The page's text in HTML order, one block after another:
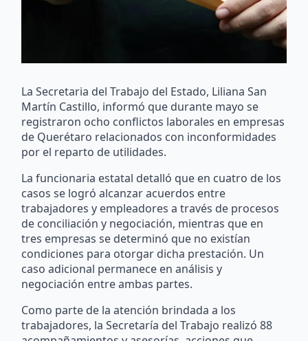
La Secretaria del Trabajo del Estado, Liliana San
Martín Castillo, informó que durante mayo se
registraron ocho conflictos laborales en empresas
de Querétaro relacionados con inconformidades
por el reparto de utilidades.
La funcionaria estatal detalló que en cuatro de los
casos se logró alcanzar acuerdos entre
trabajadores y empleadores a través de procesos
de conciliación y negociación, mientras que en
tres empresas se determinó que no existían
condiciones para otorgar dicha prestación. Un
caso adicional permanece en análisis y
negociación entre ambas partes.
Como parte de la atención brindada a los
trabajadores, la Secretaría del Trabajo realizó 88